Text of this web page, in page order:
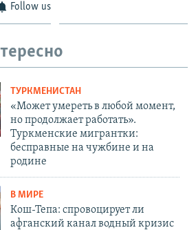
Follow us
ТУРКМЕНИСТАН
«Может умереть в любой момент,
но продолжает работать».
Туркменские мигрантки:
бесправные на чужбине и на
родине
В МИРЕ
Кош-Тепа: спровоцирует ли
афганский канал водный кризис